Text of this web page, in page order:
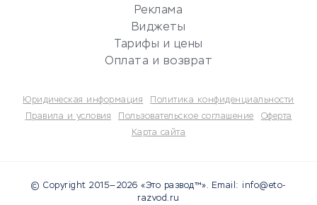
Потребительские кредиты
Реклама
Виджеты
Тарифы и цены
Оплата и возврат
Юридическая информация
Политика конфиденциальности
Правила и условия
Пользовательское соглашение
Оферта
Карта сайта
© Copyright 2015—2026 «Это развод™». Email: info@eto-
razvod.ru